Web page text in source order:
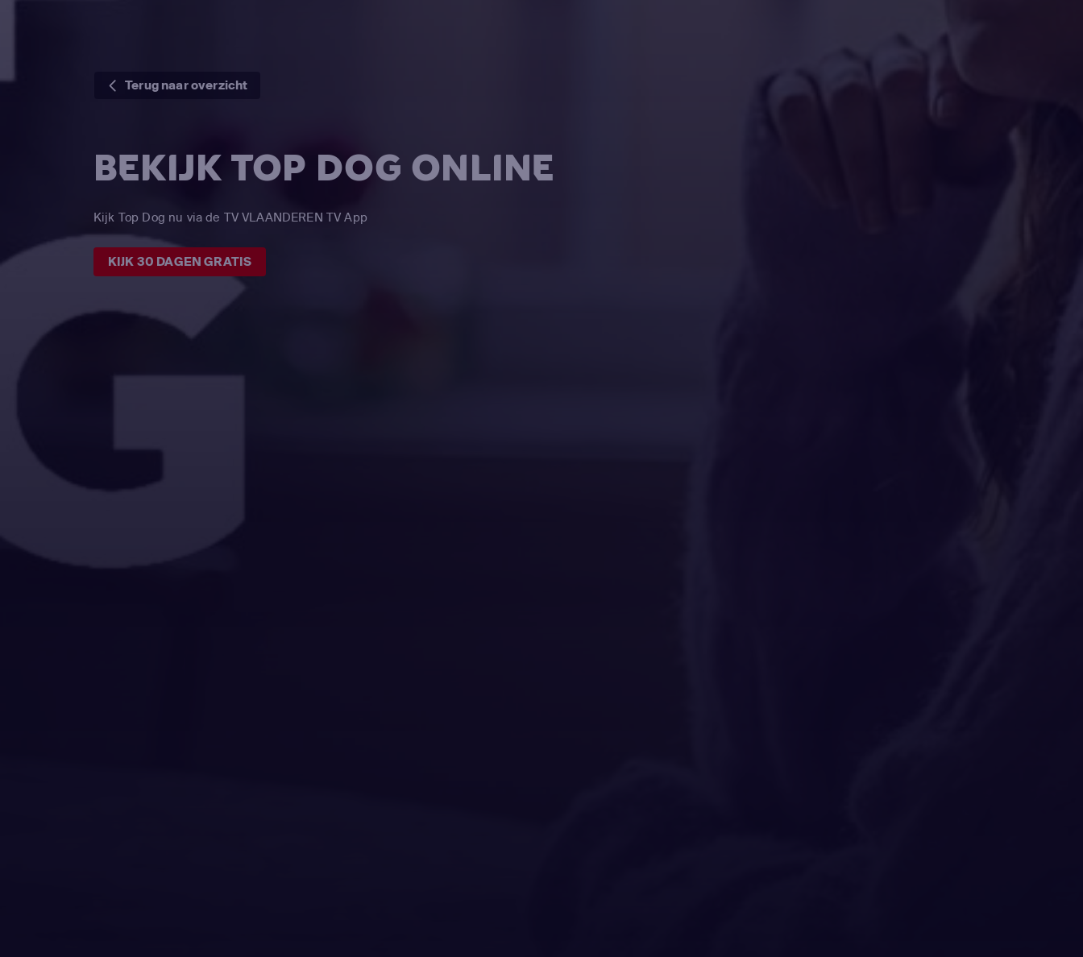
Terug naar overzicht
BEKIJK TOP DOG ONLINE
Kijk Top Dog nu via de TV VLAANDEREN TV App
KIJK 30 DAGEN GRATIS